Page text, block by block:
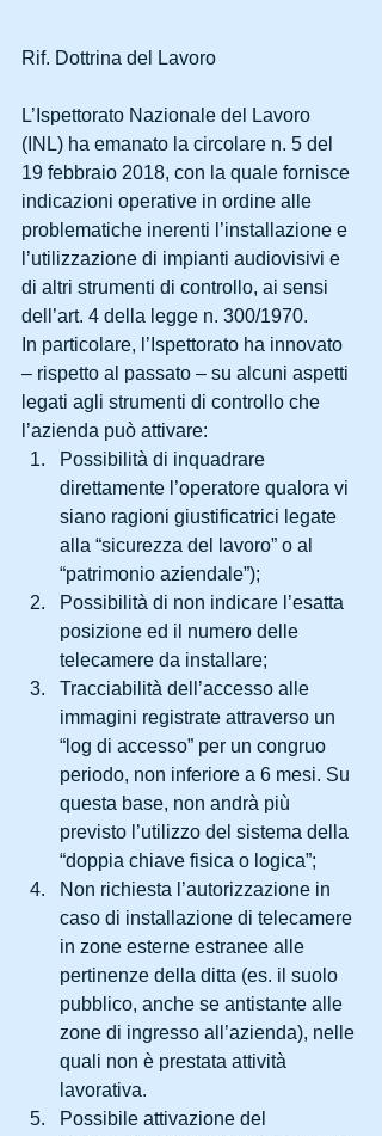
Rif. Dottrina del Lavoro
L’Ispettorato Nazionale del Lavoro
(INL) ha emanato la circolare n. 5 del
19 febbraio 2018, con la quale fornisce
indicazioni operative in ordine alle
problematiche inerenti l’installazione e
l’utilizzazione di impianti audiovisivi e
di altri strumenti di controllo, ai sensi
dell’art. 4 della legge n. 300/1970.
In particolare, l’Ispettorato ha innovato
– rispetto al passato – su alcuni aspetti
legati agli strumenti di controllo che
l’azienda può attivare:
Possibilità di inquadrare
direttamente l’operatore qualora vi
siano ragioni giustificatrici legate
alla “sicurezza del lavoro” o al
“patrimonio aziendale”);
Possibilità di non indicare l’esatta
posizione ed il numero delle
telecamere da installare;
Tracciabilità dell’accesso alle
immagini registrate attraverso un
“log di accesso” per un congruo
periodo, non inferiore a 6 mesi. Su
questa base, non andrà più
previsto l’utilizzo del sistema della
“doppia chiave fisica o logica”;
Non richiesta l’autorizzazione in
caso di installazione di telecamere
in zone esterne estranee alle
pertinenze della ditta (es. il suolo
pubblico, anche se antistante alle
zone di ingresso all’azienda), nelle
quali non è prestata attività
lavorativa.
Possibile attivazione del